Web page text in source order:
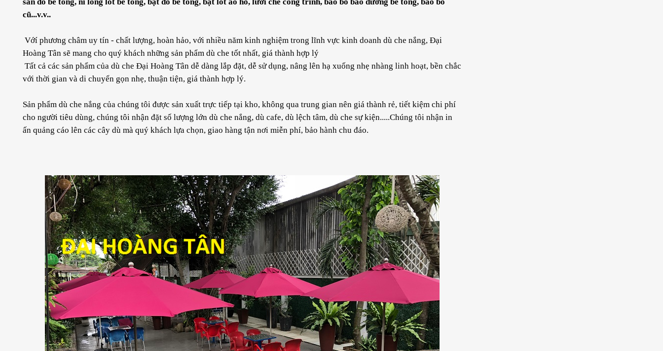
sàn đổ bê tông, ni lông lót bê tông, bạt đổ bê tông, bạt lót ao hồ, lưới che công trình, bao bố bảo dưỡng bê tông, bao bố
cũ...v.v..
Vớí phương châm uy tín - chất lượng, hoàn hảo, với nhiều năm kinh nghiệm trong lĩnh vực kinh doanh dù che nắng, Đại
Hoàng Tân sẽ mang cho quý khách những sản phẩm dù che tốt nhất, giá thành hợp lý
Tất cả các sản phẩm của dù che Đại Hoàng Tân dễ dàng lắp đặt, dễ sử dụng, nâng lên hạ xuống nhẹ nhàng linh hoạt, bền chắc
với thời gian và di chuyển gọn nhẹ, thuận tiện, giá thành hợp lý.
Sản phẩm dù che nắng của chúng tôi được sản xuất trực tiếp tại kho, không qua trung gian nên giá thành rẻ, tiết kiệm chi phí
cho người tiêu dùng, chúng tôi nhận đặt số lượng lớn dù che nắng, dù cafe, dù lệch tâm, dù che sự kiện.....Chúng tôi nhận in
ấn quảng cáo lên các cây dù mà quý khách lựa chọn, giao hàng tận nơi miễn phí, bảo hành chu đáo.